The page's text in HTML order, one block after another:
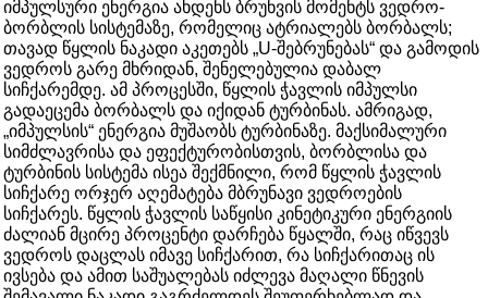
იმპულსური ენერგია ახდენს ბრუნვის მომენტს ვედრო-
ბორბლის სისტემაზე, რომელიც ატრიალებს ბორბალს;
თავად წყლის ნაკადი აკეთებს „U-შებრუნებას“ და გამოდის
ვედროს გარე მხრიდან, შენელებულია დაბალ
სიჩქარემდე. ამ პროცესში, წყლის ჭავლის იმპულსი
გადაეცემა ბორბალს და იქიდან ტურბინას. ამრიგად,
„იმპულსის“ ენერგია მუშაობს ტურბინაზე. მაქსიმალური
სიმძლავრისა და ეფექტურობისთვის, ბორბლისა და
ტურბინის სისტემა ისეა შექმნილი, რომ წყლის ჭავლის
სიჩქარე ორჯერ აღემატება მბრუნავი ვედროების
სიჩქარეს. წყლის ჭავლის საწყისი კინეტიკური ენერგიის
ძალიან მცირე პროცენტი დარჩება წყალში, რაც იწვევს
ვედროს დაცლას იმავე სიჩქარით, რა სიჩქარითაც ის
ივსება და ამით საშუალებას იძლევა მაღალი წნევის